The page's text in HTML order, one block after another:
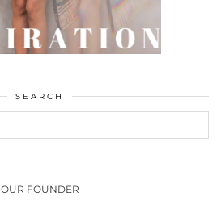
SEARCH
OUR FOUNDER